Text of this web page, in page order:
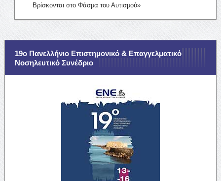
Βρίσκονται στο Φάσμα του Αυτισμού»
19ο Πανελλήνιο Επιστημονικό & Επαγγελματικό
Νοσηλευτικό Συνέδριο